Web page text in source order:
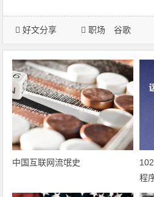
好文分享 职场 谷歌
中国互联网流氓史
程